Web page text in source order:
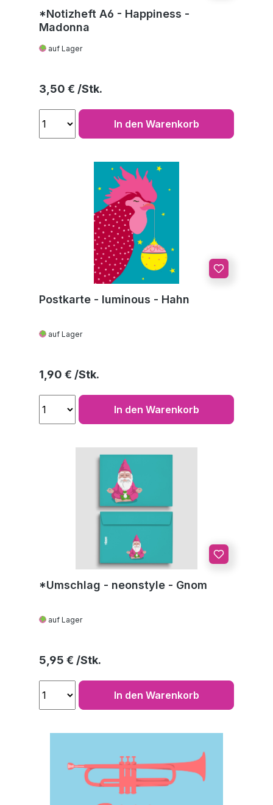
*Notizheft A6 - Happiness -
Madonna
auf Lager
Regulärer Preis:
3,50 €
In den Warenkorb
Postkarte - luminous - Hahn
auf Lager
Regulärer Preis:
1,90 €
In den Warenkorb
*Umschlag - neonstyle - Gnom
auf Lager
Regulärer Preis:
5,95 €
In den Warenkorb